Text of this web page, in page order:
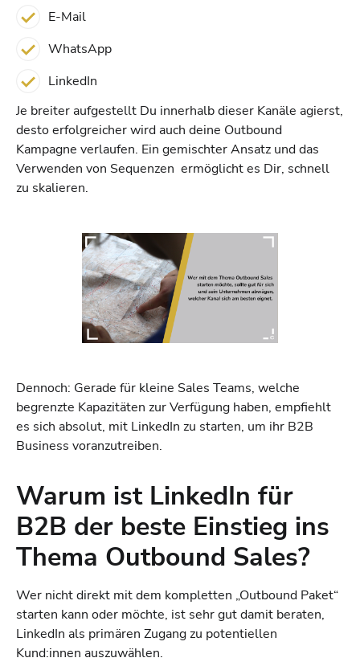
E-Mail
WhatsApp
LinkedIn
Je breiter aufgestellt Du innerhalb dieser Kanäle agierst,
desto erfolgreicher wird auch deine Outbound
Kampagne verlaufen. Ein gemischter Ansatz und das
Verwenden von Sequenzen ermöglicht es Dir, schnell
zu skalieren.
Dennoch: Gerade für kleine Sales Teams, welche
begrenzte Kapazitäten zur Verfügung haben, empfiehlt
es sich absolut, mit LinkedIn zu starten, um ihr B2B
Business voranzutreiben.
Warum ist LinkedIn für
B2B der beste Einstieg ins
Thema Outbound Sales?
Wer nicht direkt mit dem kompletten „Outbound Paket“
starten kann oder möchte, ist sehr gut damit beraten,
LinkedIn als primären Zugang zu potentiellen
Kund:innen auszuwählen.